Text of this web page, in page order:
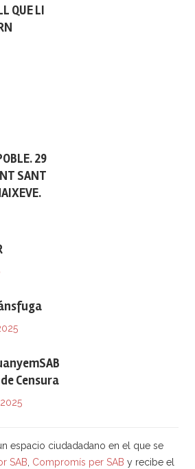
QUE LI
29
SANT
Censura
espacio ciudadadano en el que se
SAB Compromís per SAB y recibe el